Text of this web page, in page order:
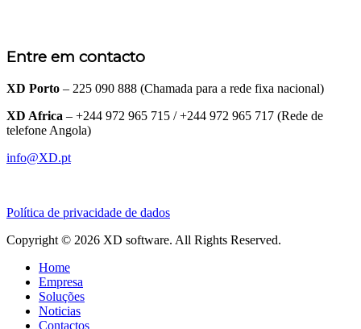
Entre em contacto
XD Porto – 225 090 888 (Chamada para a rede fixa nacional)
XD Africa – +244 972 965 715 / +244 972 965 717 (Rede de
telefone Angola)
info@XD.pt
Política de privacidade de dados
Copyright © 2026 XD software. All Rights Reserved.
Home
Empresa
Soluções
Noticias
Contactos